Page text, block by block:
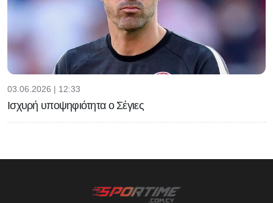
03.06.2026 | 12:33
Ισχυρή υποψηφιότητα ο Σέγιες